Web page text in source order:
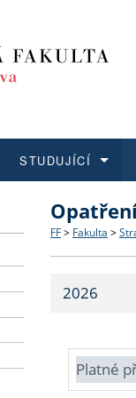
Struktura
Strategie
Fakultní
Co
Učitelské
STUDUJÍCÍ
O vědě a
Aktuální
FF > Fakulta >
2026
Platné